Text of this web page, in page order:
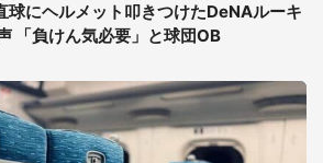
球にヘルメット叩きつけたDeNAルーキ
「負けん気必要」と球団OB